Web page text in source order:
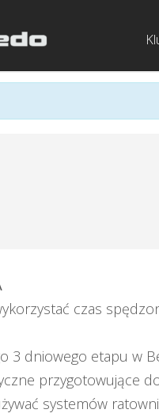
czas
3 dniowego etapu w
przygotowujące
systemów